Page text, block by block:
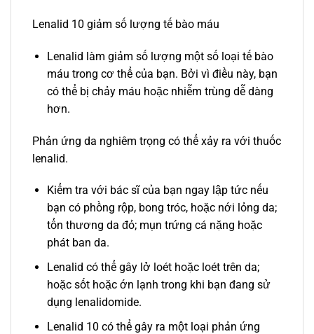
Lenalid 10 giảm số lượng tế bào máu
Lenalid làm giảm số lượng một số loại tế bào
máu trong cơ thể của bạn. Bởi vì điều này, bạn
có thể bị chảy máu hoặc nhiễm trùng dễ dàng
hơn.
Phản ứng da nghiêm trọng có thể xảy ra với thuốc
lenalid.
Kiểm tra với bác sĩ của bạn ngay lập tức nếu
bạn có phồng rộp, bong tróc, hoặc nới lỏng da;
tổn thương da đỏ; mụn trứng cá nặng hoặc
phát ban da.
Lenalid có thể gây lở loét hoặc loét trên da;
hoặc sốt hoặc ớn lạnh trong khi bạn đang sử
dụng lenalidomide.
Lenalid 10 có thể gây ra một loại phản ứng